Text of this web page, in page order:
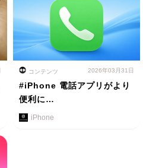
コンテンツ 2026年03月31日
#iPhone 電話アプリがより
便利に…
iPhone